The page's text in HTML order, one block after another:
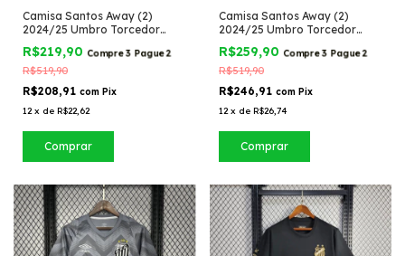
Camisa Santos Away (2)
2024/25 Umbro Torcedor
R$219,90 Compre 3 Pague 2
R$519,90
R$208,91 com Pix
12 x de R$22,62
Comprar
Camisa Santos Away (2)
2024/25 Umbro Torcedor
R$259,90 Compre 3 Pague 2
R$519,90
R$246,91 com Pix
12 x de R$26,74
Comprar